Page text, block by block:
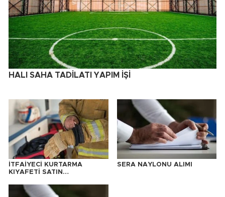
HALI SAHA TADİLATI YAPIM İŞİ
İTFAİYECİ KURTARMA
KIYAFETİ SATIN
SERA NAYLONU ALIMI